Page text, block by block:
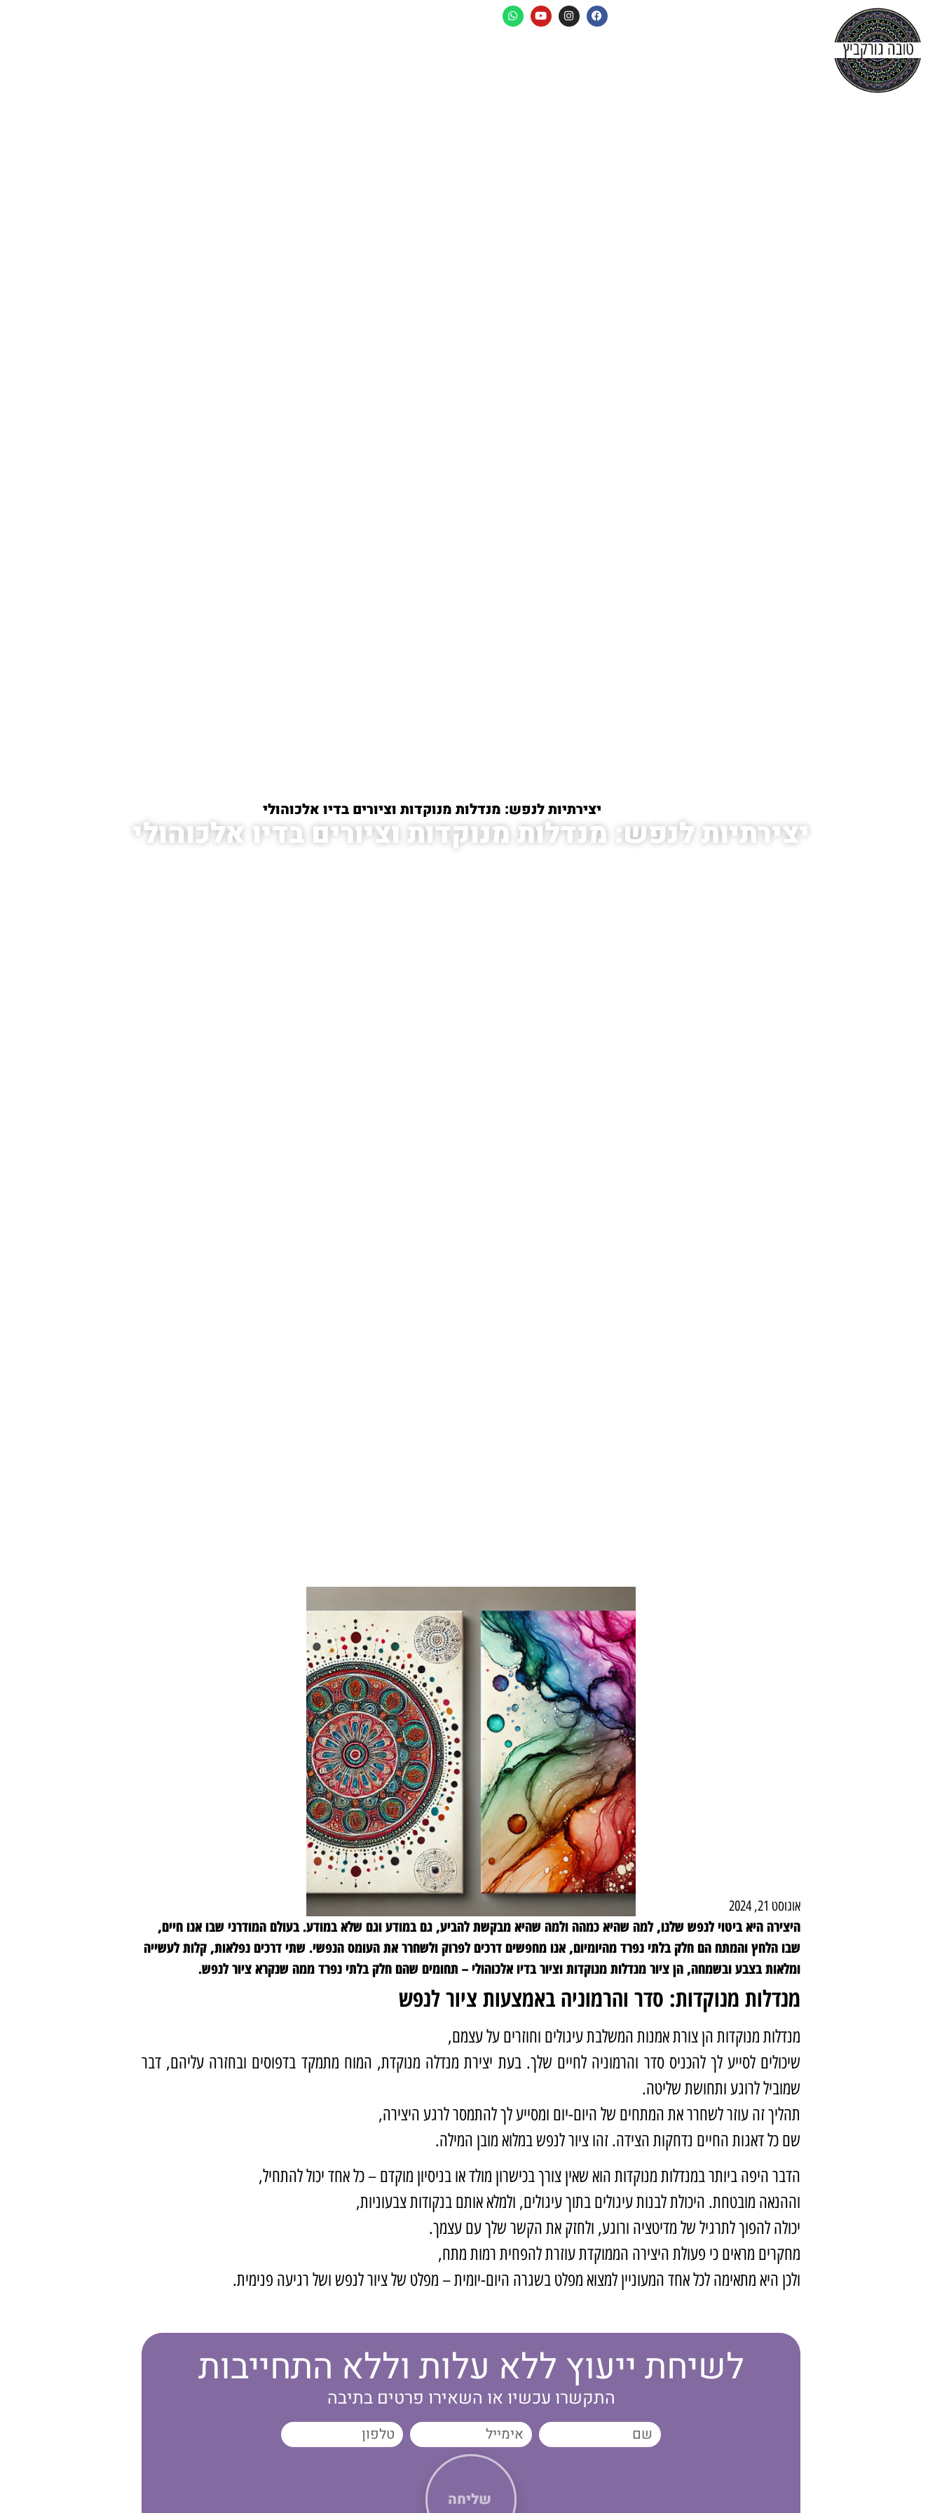
יצירתיות לנפש: מנדלות מנוקדות וציורים בדיו אלכוהולי
יצירתיות לנפש: מנדלות מנוקדות וציורים בדיו אלכוהולי
אוגוסט 21, 2024
היצירה היא ביטוי לנפש שלנו, למה שהיא כמהה ולמה שהיא מבקשת להביע, גם במודע וגם שלא במודע. בעולם המודרני שבו אנו חיים,
שבו הלחץ והמתח הם חלק בלתי נפרד מהיומיום, אנו מחפשים דרכים לפרוק ולשחרר את העומס הנפשי. שתי דרכים נפלאות, קלות לעשייה
ומלאות בצבע ובשמחה, הן ציור מנדלות מנוקדות וציור בדיו אלכוהולי – תחומים שהם חלק בלתי נפרד ממה שנקרא ציור לנפש.
מנדלות מנוקדות: סדר והרמוניה באמצעות ציור לנפש
מנדלות מנוקדות הן צורת אמנות המשלבת עיגולים וחוזרים על עצמם,
שיכולים לסייע לך להכניס סדר והרמוניה לחיים שלך. בעת יצירת מנדלה מנוקדת, המוח מתמקד בדפוסים ובחזרה עליהם, דבר
שמוביל לרוגע ותחושת שליטה.
תהליך זה עוזר לשחרר את המתחים של היום-יום ומסייע לך להתמסר לרגע היצירה,
שם כל דאגות החיים נדחקות הצידה. זהו ציור לנפש במלוא מובן המילה.
הדבר היפה ביותר במנדלות מנוקדות הוא שאין צורך בכישרון מולד או בניסיון מוקדם – כל אחד יכול להתחיל,
וההנאה מובטחת. היכולת לבנות עיגולים בתוך עיגולים, ולמלא אותם בנקודות צבעוניות,
יכולה להפוך לתרגיל של מדיטציה ורוגע, ולחזק את הקשר שלך עם עצמך.
מחקרים מראים כי פעולת היצירה הממוקדת עוזרת להפחית רמות מתח,
ולכן היא מתאימה לכל אחד המעוניין למצוא מפלט בשגרה היום-יומית – מפלט של ציור לנפש ושל רגיעה פנימית.
לשיחת ייעוץ ללא עלות וללא התחייבות
התקשרו עכשיו או השאירו פרטים בתיבה
שליחה